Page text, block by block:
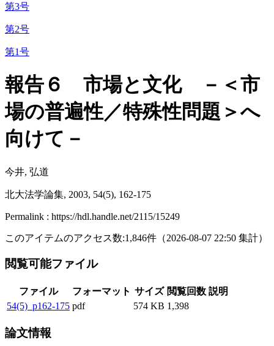
第3号
第2号
第1号
報告６ 市場と文化 －＜市
場の普遍性／特殊性問題＞へ
向けて－
今井, 弘道
北大法学論集, 2003, 54(5), 162-175
Permalink : https://hdl.handle.net/2115/15249
このアイテムのアクセス数:1,846件 （2026-08-07 22:50 集計）
閲覧可能ファイル
ファイル フォーマット サイズ 閲覧回数 説明
54(5)_p162-175 pdf 574 KB 1,398
論文情報